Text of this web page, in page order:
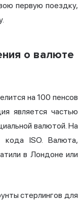
первую поездку,
о валюте
на 100 пенсов
является частью
валютой. На
кода ISO. Валюта,
в Лондоне или
стерлингов для